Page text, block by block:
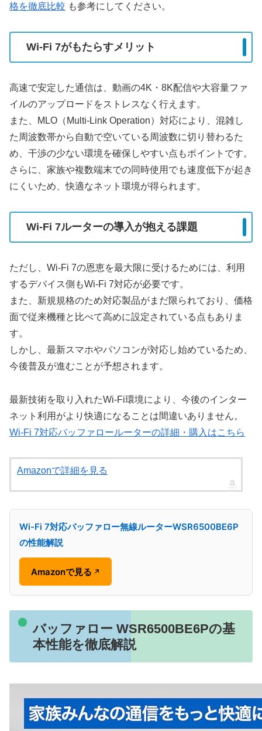
格を徹底比較 も参考にしてください。
Wi-Fi 7がもたらすメリット
高速で安定した通信は、動画の4K・8K配信や大容量ファ
イルのアップロードをストレスなく行えます。
また、MLO（Multi-Link Operation）対応により、混雑し
た周波数帯から自動で空いている周波数に切り替わるた
め、干渉の少ない環境を確保しやすい点もポイントです。
さらに、家族や複数端末での同時使用でも速度低下が起き
にくいため、快適なネット環境が得られます。
Wi-Fi 7ルーターの導入が抱える課題
ただし、Wi-Fi 7の恩恵を最大限に受けるためには、利用
するデバイス側もWi-Fi 7対応が必要です。
また、新規規格のため対応製品がまだ限られており、価格
面で従来機種と比べて高めに設定されている点もありま
す。
しかし、最新スマホやパソコンが対応し始めているため、
今後普及が進むことが予想されます。
最新技術を取り入れたWi-Fi環境により、今後のインター
ネット利用がより快適になることは間違いありません。
Wi-Fi 7対応バッファロールーターの詳細・購入はこちら
Amazonで詳細を見る
Wi-Fi 7対応バッファロー無線ルーターWSR6500BE6P
の性能解説
Amazonで見る ↗
バッファロー WSR6500BE6Pの基
本性能を徹底解説